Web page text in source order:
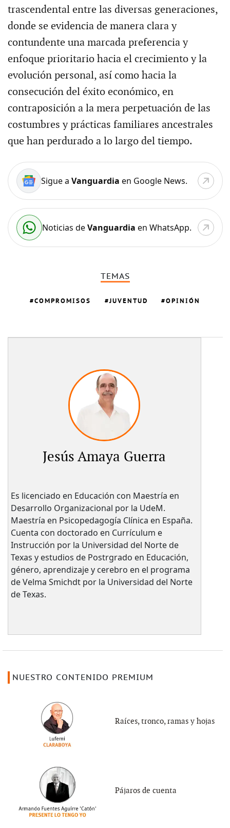
trascendental entre las diversas generaciones,
donde se evidencia de manera clara y
contundente una marcada preferencia y
enfoque prioritario hacia el crecimiento y la
evolución personal, así como hacia la
consecución del éxito económico, en
contraposición a la mera perpetuación de las
costumbres y prácticas familiares ancestrales
que han perdurado a lo largo del tiempo.
Sigue a Vanguardia en Google News.
Noticias deVanguardia en WhatsApp.
TEMAS
COMPROMISOS JUVENTUD OPINIÓN
Jesús Amaya Guerra
Es licenciado en Educación con Maestría en
Desarrollo Organizacional por la UdeM.
Maestría en Psicopedagogía Clínica en España.
Cuenta con doctorado en Currículum e
Instrucción por la Universidad del Norte de
Texas y estudios de Postrgrado en Educación,
género, aprendizaje y cerebro en el programa
de Velma Smichdt por la Universidad del Norte
de Texas.
NUESTRO CONTENIDO PREMIUM
Raíces, tronco, ramas y hojas
Pájaros de cuenta